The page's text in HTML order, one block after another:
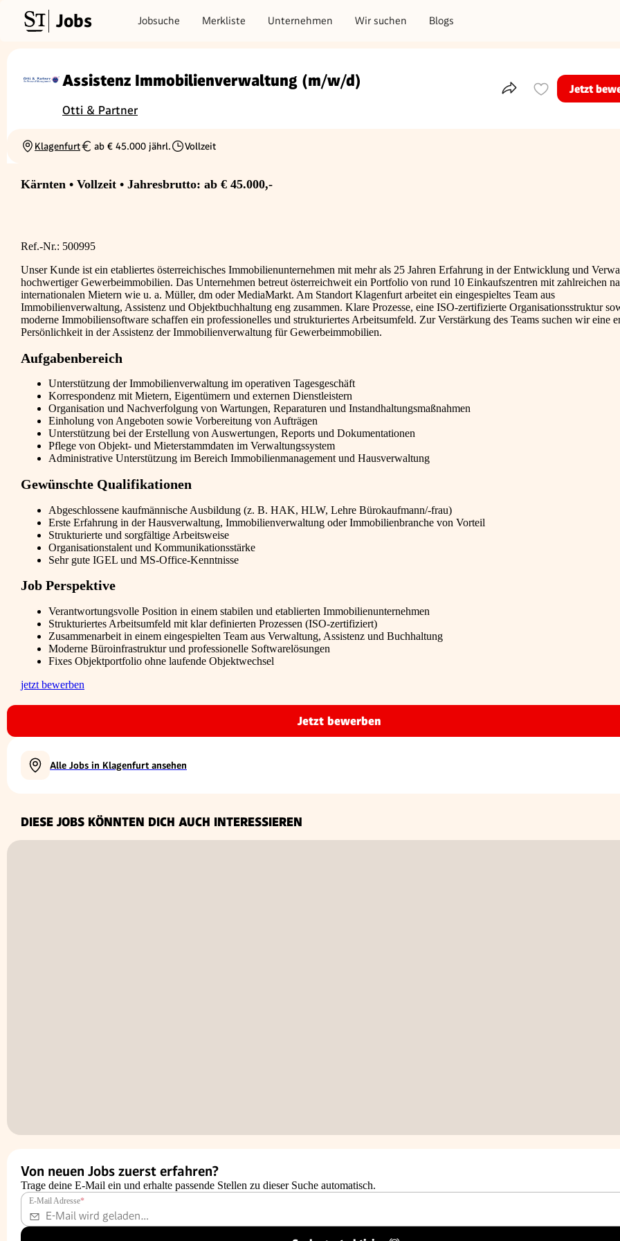
Jobs Jobsuche Merkliste Unternehmen Wir suchen Blogs
Assistenz Immobilienverwaltung (m/w/d)
Otti & Partner
Teile dieses Inserat
Jetzt
Ortschaft
Klagenfurt
Gehalt
ab € 45.000 jährl.
Beschäftigungsart
Vollzeit
Kärnten • Vollzeit • Jahresbrutto: ab € 45.000,-
Ref.-Nr.: 500995
Unser Kunde ist ein etabliertes österreichisches Immobilienunternehmen mit mehr als 25 Jahren Erfahrung in der Entwicklung und
hochwertiger Gewerbeimmobilien. Das Unternehmen betreut österreichweit ein Portfolio von rund 10 Einkaufszentren mit zahlreichen
internationalen Mietern wie u. a. Müller, dm oder MediaMarkt. Am Standort Klagenfurt arbeitet ein eingespieltes Team aus
Immobilienverwaltung, Assistenz und Objektbuchhaltung eng zusammen. Klare Prozesse, eine ISO-zertifizierte Organisationsstruktur
moderne Immobiliensoftware schaffen ein professionelles und strukturiertes Arbeitsumfeld. Zur Verstärkung des Teams suchen wir eine
Persönlichkeit in der Assistenz der Immobilienverwaltung für Gewerbeimmobilien.
Aufgabenbereich
Unterstützung der Immobilienverwaltung im operativen Tagesgeschäft
Korrespondenz mit Mietern, Eigentümern und externen Dienstleistern
Organisation und Nachverfolgung von Wartungen, Reparaturen und Instandhaltungsmaßnahmen
Einholung von Angeboten sowie Vorbereitung von Aufträgen
Unterstützung bei der Erstellung von Auswertungen, Reports und Dokumentationen
Pflege von Objekt- und Mieterstammdaten im Verwaltungssystem
Administrative Unterstützung im Bereich Immobilienmanagement und Hausverwaltung
Gewünschte Qualifikationen
Abgeschlossene kaufmännische Ausbildung (z. B. HAK, HLW, Lehre Bürokaufmann/-frau)
Erste Erfahrung in der Hausverwaltung, Immobilienverwaltung oder Immobilienbranche von Vorteil
Strukturierte und sorgfältige Arbeitsweise
Organisationstalent und Kommunikationsstärke
Sehr gute IGEL und MS-Office-Kenntnisse
Job Perspektive
Verantwortungsvolle Position in einem stabilen und etablierten Immobilienunternehmen
Strukturiertes Arbeitsumfeld mit klar definierten Prozessen (ISO-zertifiziert)
Zusammenarbeit in einem eingespielten Team aus Verwaltung, Assistenz und Buchhaltung
Moderne Büroinfrastruktur und professionelle Softwarelösungen
Fixes Objektportfolio ohne laufende Objektwechsel
jetzt bewerben
Jetzt bewerben
Alle Jobs in Klagenfurt ansehen
DIESE JOBS KÖNNTEN DICH AUCH INTERESSIEREN
Von neuen Jobs zuerst erfahren?
Trage deine E-Mail ein und erhalte passende Stellen zu dieser Suche automatisch.
E-Mail Adresse*